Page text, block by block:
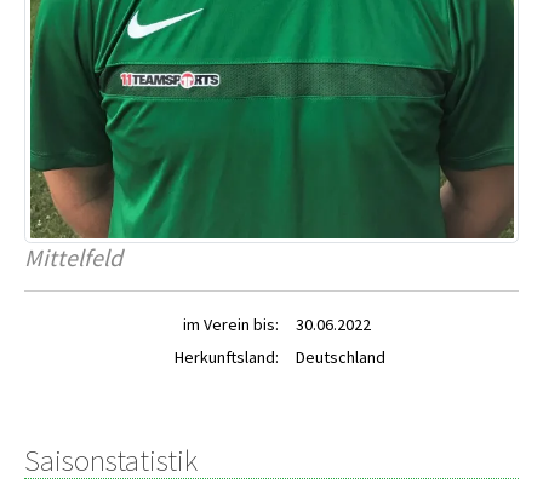
Mittelfeld
im Verein bis:
30.06.2022
Herkunftsland:
Deutschland
Saisonstatistik